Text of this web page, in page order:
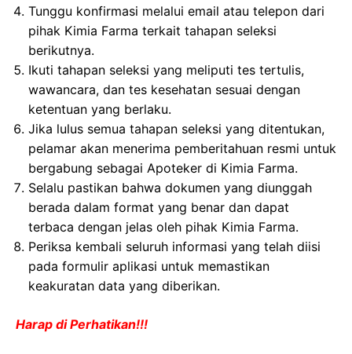
Tunggu konfirmasi melalui email atau telepon dari
pihak Kimia Farma terkait tahapan seleksi
berikutnya.
Ikuti tahapan seleksi yang meliputi tes tertulis,
wawancara, dan tes kesehatan sesuai dengan
ketentuan yang berlaku.
Jika lulus semua tahapan seleksi yang ditentukan,
pelamar akan menerima pemberitahuan resmi untuk
bergabung sebagai Apoteker di Kimia Farma.
Selalu pastikan bahwa dokumen yang diunggah
berada dalam format yang benar dan dapat
terbaca dengan jelas oleh pihak Kimia Farma.
Periksa kembali seluruh informasi yang telah diisi
pada formulir aplikasi untuk memastikan
keakuratan data yang diberikan.
Harap di Perhatikan!!!